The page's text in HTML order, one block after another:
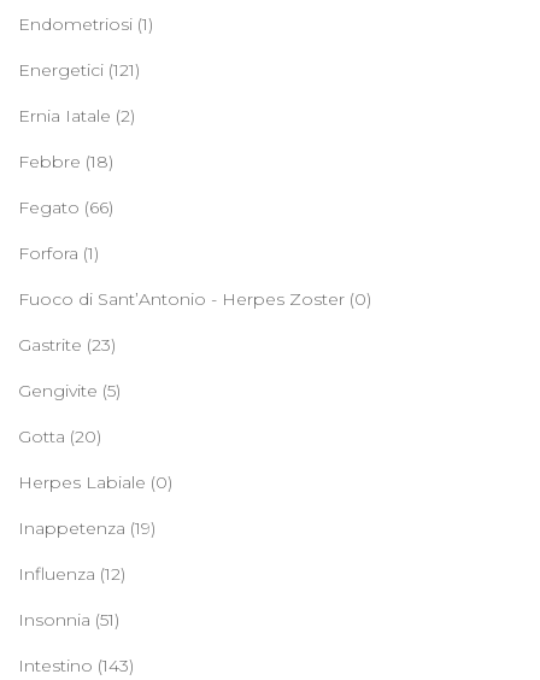
Endometriosi (1)
Energetici (121)
Ernia Iatale (2)
Febbre (18)
Fegato (66)
Forfora (1)
Fuoco di Sant’Antonio - Herpes Zoster (0)
Gastrite (23)
Gengivite (5)
Gotta (20)
Herpes Labiale (0)
Inappetenza (19)
Influenza (12)
Insonnia (51)
Intestino (143)